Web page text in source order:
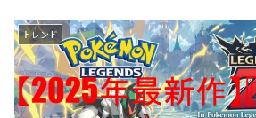
トレンド